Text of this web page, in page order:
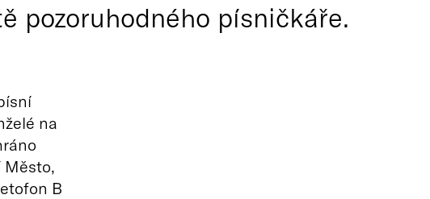
pozoruhodného písničkáře.
na
Město,
B